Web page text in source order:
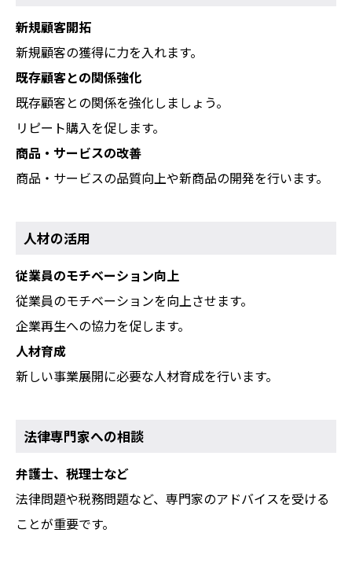
新規顧客開拓
新規顧客の獲得に力を入れます。
既存顧客との関係強化
既存顧客との関係を強化しましょう。
リピート購入を促します。
商品・サービスの改善
商品・サービスの品質向上や新商品の開発を行います。
人材の活用
従業員のモチベーション向上
従業員のモチベーションを向上させます。
企業再生への協力を促します。
人材育成
新しい事業展開に必要な人材育成を行います。
法律専門家への相談
弁護士、税理士など
法律問題や税務問題など、専門家のアドバイスを受ける
ことが重要です。